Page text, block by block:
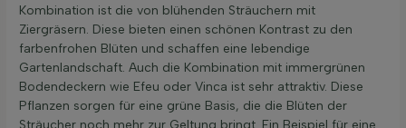
Kombination ist die von blühenden Sträuchern mit
Ziergräsern. Diese bieten einen schönen Kontrast zu den
farbenfrohen Blüten und schaffen eine lebendige
Gartenlandschaft. Auch die Kombination mit immergrünen
Bodendeckern wie Efeu oder Vinca ist sehr attraktiv. Diese
Pflanzen sorgen für eine grüne Basis, die die Blüten der
Sträucher noch mehr zur Geltung bringt. Ein Beispiel für eine